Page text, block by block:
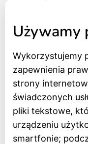
Strona
Bilety
BIP
Oceń
Newsletter
Używamy
Wykorzystujemy
zapewnienia
strony
świadczonych
pliki tekstowe,
urządzeniu
smartfonie;